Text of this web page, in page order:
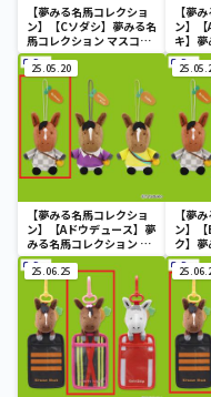
【夢みる名馬コレクショ
ン】【Cソダシ】夢みる名
馬コレクション マスコッ
ト①
【夢
ン】
キ】
ョン
25.05.20
【夢みる名馬コレクショ
ン】【Aドウデュース】夢
みる名馬コレクション マ
スコット②
【夢
ン】
ク】
ョン
25.06.25